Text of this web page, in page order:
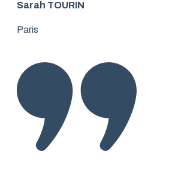
Sarah TOURIN
Paris